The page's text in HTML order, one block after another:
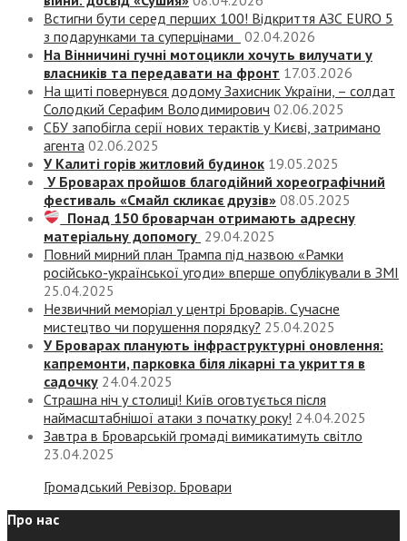
Встигни бути серед перших 100! Відкриття АЗС EURO 5
з подарунками та суперцінами
02.04.2026
На Вінничині гучні мотоцикли хочуть вилучати у
власників та передавати на фронт 17.03.2026
На щиті повернувся додому Захисник України, – солдат
Солодкий Серафим Володимирович 02.06.2025
СБУ запобігла серії нових терактів у Києві, затримано
агента 02.06.2025
У Калиті горів житловий будинок 19.05.2025
У Броварах пройшов благодійний хореографічний
фестиваль «Смайл скликає друзів» 08.05.2025
Понад 150 броварчан отримають адресну
матеріальну допомогу 29.04.2025
Повний мирний план Трампа під назвою «‎Рамки
російсько-української угоди» вперше опублікували в ЗМІ
25.04.2025
Незвичний меморіал у центрі Броварів. Сучасне
мистецтво чи порушення порядку? 25.04.2025
У Броварах планують інфраструктурні оновлення:
капремонти, парковка біля лікарні та укриття в
садочку 24.04.2025
Страшна ніч у столиці! Київ оговтується після
наймасштабнішої атаки з початку року! 24.04.2025
Завтра в Броварській громаді вимикатимуть світло
23.04.2025
Громадський Ревізор. Бровари
Про нас